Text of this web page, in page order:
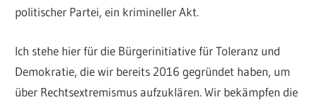
politischer Partei, ein krimineller Akt.
Ich stehe hier für die Bürgerinitiative für Toleranz und
Demokratie, die wir bereits 2016 gegründet haben, um
über Rechtsextremismus aufzuklären. Wir bekämpfen die